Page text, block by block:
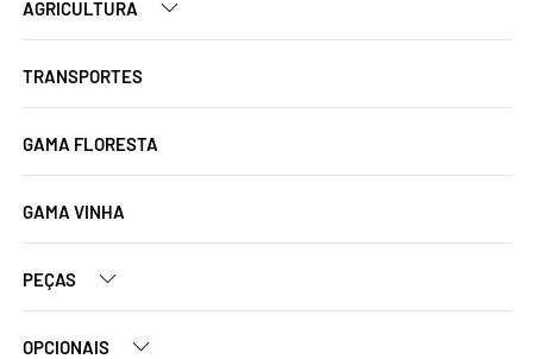
AGRICULTURA
TRANSPORTES
GAMA FLORESTA
GAMA VINHA
PEÇAS
OPCIONAIS